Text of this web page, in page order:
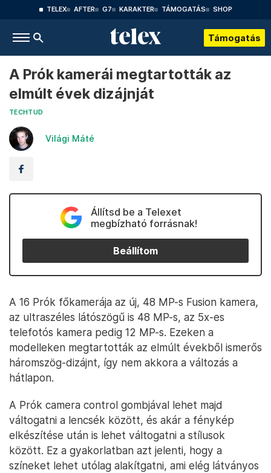
TELEX AFTER G7 KARAKTER TÁMOGATÁS SHOP
Támogatás
A Prók kamerái megtartották az
elmúlt évek dizájnját
TECHTUD
Világi Máté
Állítsd be a Telexet
megbízható forrásnak!
Beállítom
A 16 Prók főkamerája az új, 48 MP-s Fusion kamera,
az ultraszéles látószögű is 48 MP-s, az 5x-es
telefotós kamera pedig 12 MP-s. Ezeken a
modelleken megtartották az elmúlt évekből ismerős
háromszög-dizájnt, így nem akkora a változás a
hátlapon.
A Prók camera control gombjával lehet majd
váltogatni a lencsék között, és akár a fénykép
elkészítése után is lehet váltogatni a stílusok
között. Ez a gyakorlatban azt jelenti, hogy a
színeket lehet utólag alakítgatni, ami elég látványos